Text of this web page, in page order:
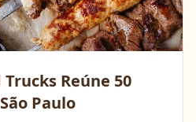
Reúne 50
Paulo